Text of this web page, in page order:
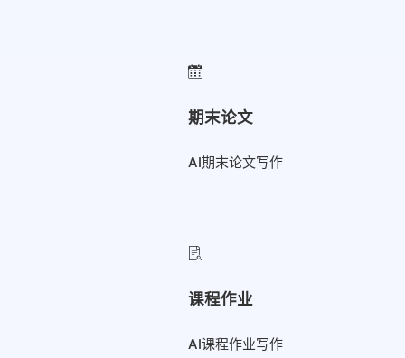
期末论文
AI期末论文写作
课程作业
AI课程作业写作